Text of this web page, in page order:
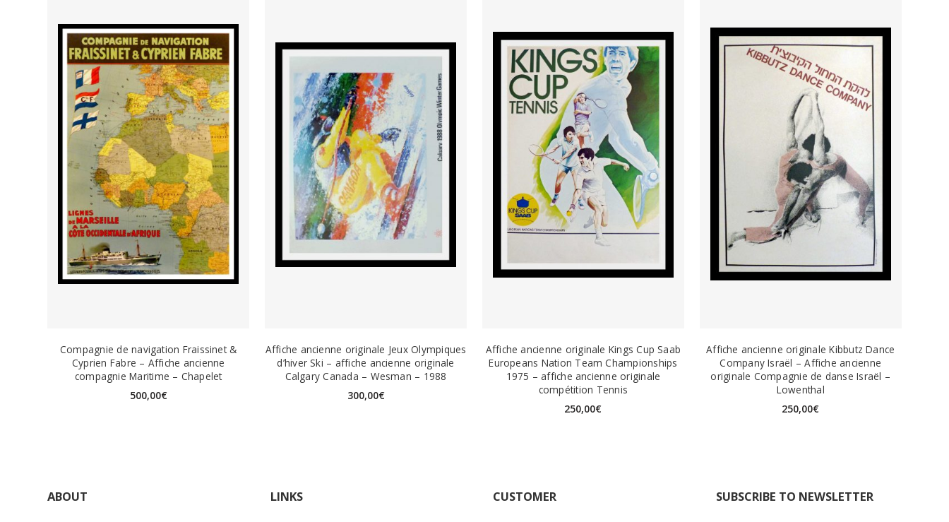
Compagnie de navigation Fraissinet &
Cyprien Fabre – Affiche ancienne
compagnie Maritime – Chapelet
500,00€
Affiche ancienne originale Jeux Olympiques
d’hiver Ski – affiche ancienne originale
Calgary Canada – Wesman – 1988
300,00€
Affiche ancienne originale Kings Cup Saab
Europeans Nation Team Championships
1975 – affiche ancienne originale
compétition Tennis
250,00€
Affiche ancienne originale Kibbutz Dance
Company Israël – Affiche ancienne
originale Compagnie de danse Israël –
Lowenthal
250,00€
ABOUT LINKS CUSTOMER SUBSCRIBE TO NEWSLETTER